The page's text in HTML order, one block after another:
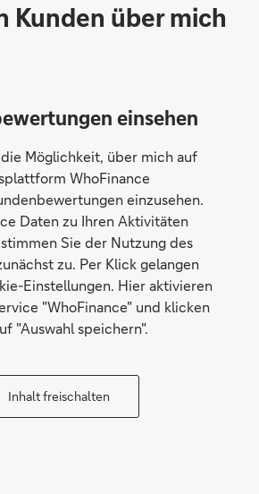
Kunden über mich
einsehen
Möglichkeit, über mich auf
WhoFinance
einzusehen.
Daten zu Ihren Aktivitäten
Sie der Nutzung des
zu. Per Klick gelangen
Einstellungen. Hier aktivieren
"WhoFinance" und klicken
"Auswahl speichern".
Inhalt freischalten